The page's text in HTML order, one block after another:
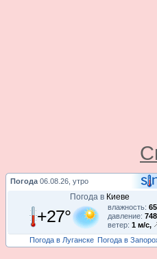
Погода 06.08.26, утро
Погода в Киеве
+27° влажность:
давление:
ветер: 1 м/с,
Погода в Луганске Погода в